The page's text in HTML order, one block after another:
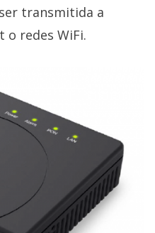
transmitida a
o redes WiFi.